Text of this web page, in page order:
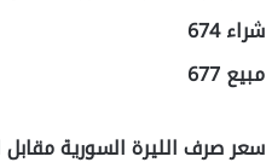
شراء 674
مبيع 677
سعر صرف الليرة السورية مقابل